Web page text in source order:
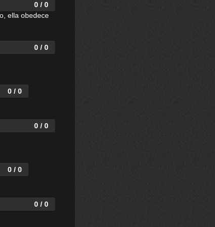
0 / 0
ella obedece
0 / 0
0 / 0
0 / 0
0 / 0
0 / 0